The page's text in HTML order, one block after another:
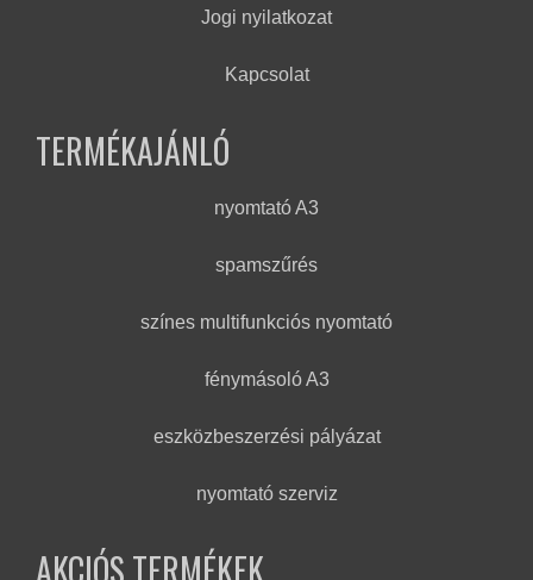
Jogi nyilatkozat
Kapcsolat
TERMÉKAJÁNLÓ
nyomtató A3
spamszűrés
színes multifunkciós nyomtató
fénymásoló A3
eszközbeszerzési pályázat
nyomtató szerviz